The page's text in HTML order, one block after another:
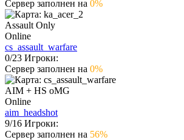
Сервер заполнен на 0%
Assault Only
Online
cs_assault_warfare
0/23 Игроки:
Сервер заполнен на 0%
AIM + HS oMG
Online
aim_headshot
9/16 Игроки:
Сервер заполнен на 56%